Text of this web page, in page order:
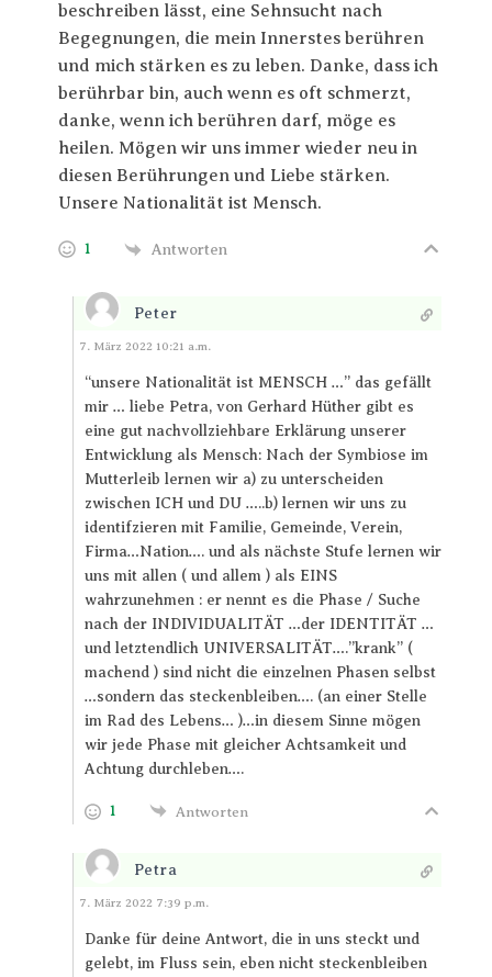
beschreiben lässt, eine Sehnsucht nach
Begegnungen, die mein Innerstes berühren
und mich stärken es zu leben. Danke, dass ich
berührbar bin, auch wenn es oft schmerzt,
danke, wenn ich berühren darf, möge es
heilen. Mögen wir uns immer wieder neu in
diesen Berührungen und Liebe stärken.
Unsere Nationalität ist Mensch.
1 Antworten
Peter
Antworten
7. März 2022 10:21 a.m.
“unsere Nationalität ist MENSCH …” das gefällt
mir … liebe Petra, von Gerhard Hüther gibt es
eine gut nachvollziehbare Erklärung unserer
Entwicklung als Mensch: Nach der Symbiose im
Mutterleib lernen wir a) zu unterscheiden
zwischen ICH und DU …..b) lernen wir uns zu
identifzieren mit Familie, Gemeinde, Verein,
Firma…Nation…. und als nächste Stufe lernen wir
uns mit allen ( und allem ) als EINS
wahrzunehmen : er nennt es die Phase / Suche
nach der INDIVIDUALITÄT …der IDENTITÄT …
und letztendlich UNIVERSALITÄT….”krank” (
machend ) sind nicht die einzelnen Phasen selbst
…sondern das steckenbleiben…. (an einer Stelle
im Rad des Lebens… )…in diesem Sinne mögen
wir jede Phase mit gleicher Achtsamkeit und
Achtung durchleben….
1 Antworten
Petra
Antworten
7. März 2022 7:39 p.m.
Danke für deine Antwort, die in uns steckt und
gelebt, im Fluss sein, eben nicht steckenbleiben